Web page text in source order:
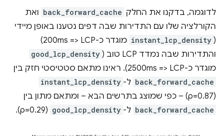
לדוגמה, בדקנו את החלק back_forward_cache ואת
הקורלציה שלו עם התדירות שבה דפים נטענו באופן מיידי
(
instant_lcp_density
מוגדר כ-LCP‏ <= 200ms)
והתדירות שבה נמדד LCP טוב (
good_lcp_density
מוגדר כ-LCP‏ <= 2500ms). ראינו מתאם סטטיסטי חזק בין
back_forward_cache ל- instant_lcp_density
(ρ=0.87) – כפי שמוצג בתרשים הבא – ומתאם מתון בין
back_forward_cache ל- good_lcp_density
(ρ=0.29).